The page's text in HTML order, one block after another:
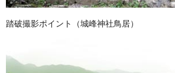
踏破撮影ポイント（城峰神社鳥居）